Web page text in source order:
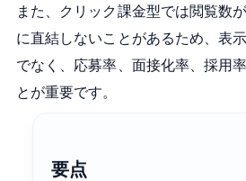
また、クリック課金型では閲覧数
に直結しないことがあるため、表
でなく、応募率、面接化率、採用
とが重要です。
要点